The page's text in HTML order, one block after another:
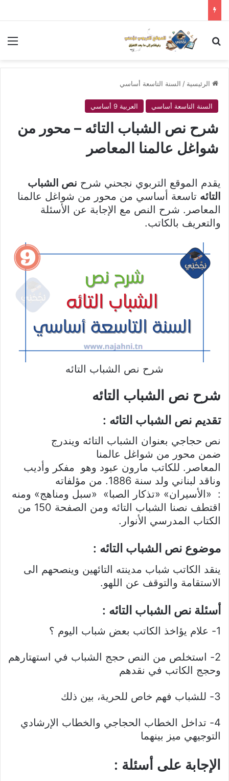
بحث عن
الرئيسية / السنة التاسعة أساسي
السنة التاسعة أساسي العربية 9 أساسي
شرح نص الشباب التائه – محور من
شواغل عالمنا المعاصر
يقدم الموقع التربوي نجحني شرح نص الشباب
التائه تاسعة أساسي من محور من شواغل عالمنا
المعاصر. شرح النص مع الإجابة عن الأسئلة
والتعريف بالكاتب.
شرح نص الشباب التائه
شرح نص الشباب التائه
تقديم نص الشباب التائه :
نص حجاجي بعنوان الشباب التائه ويندرج
ضمن محور من شواغل عالمنا
المعاصر. للكاتب مارون عبود وهو مفكر وأديب
وناقد لبناني ولد سنة 1886. من مؤلفاته
: «الأسيران» «تذكار الصبا» «سبل ومناهج» ومنه
اقتطف نصنا الشباب التائه ومن الصفحة 150 من
الكتاب المدرسي الأنوار.
موضوع نص الشباب التائه :
ينقد الكاتب شباب مدينته التائهين وينصحهم الى
الاستقامة والتوقف عن اللهو.
أسئلة نص الشباب التائه :
1- علام يؤاخذ الكاتب بعض شباب اليوم ؟
2- استخلص من النص حجج الشباب في استهتارهم
وحجج الكاتب في نقدهم
3- للشباب فهم خاص للحرية، بين ذلك
4- تداخل الخطاب الحجاجي والخطاب الإرشادي
التوجيهي ميز بينهما
الإجابة على أسئلة :